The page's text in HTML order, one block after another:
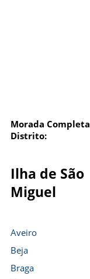
Morada Completa
Distrito:
Ilha de São
Miguel
Aveiro
Beja
Braga